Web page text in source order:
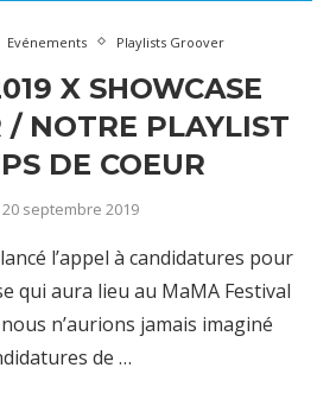
Evénements Playlists Groover
X SHOWCASE
/ NOTRE PLAYLIST
DE COEUR
20 septembre 2019
l’appel à candidatures pour
qui aura lieu au MaMA Festival
n’aurions jamais imaginé
de …